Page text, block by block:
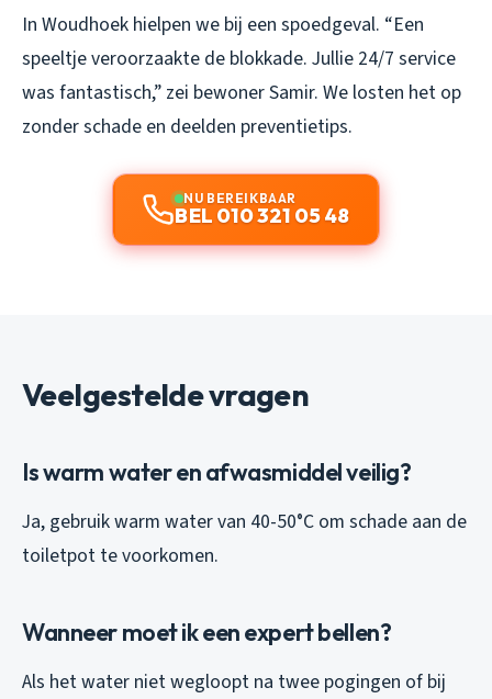
In Woudhoek hielpen we bij een spoedgeval. “Een
speeltje veroorzaakte de blokkade. Jullie 24/7 service
was fantastisch,” zei bewoner Samir. We losten het op
zonder schade en deelden preventietips.
NU BEREIKBAAR
BEL 010 321 05 48
Veelgestelde vragen
Is warm water en afwasmiddel veilig?
Ja, gebruik warm water van 40-50°C om schade aan de
toiletpot te voorkomen.
Wanneer moet ik een expert bellen?
Als het water niet wegloopt na twee pogingen of bij